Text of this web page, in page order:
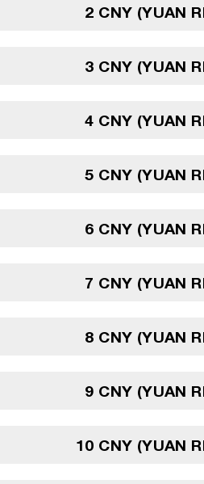
2 CNY (YUAN
3 CNY (YUAN
4 CNY (YUAN
5 CNY (YUAN
6 CNY (YUAN
7 CNY (YUAN
8 CNY (YUAN
9 CNY (YUAN
10 CNY (YUAN